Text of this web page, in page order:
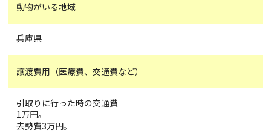
動物がいる地域
兵庫県
譲渡費用（医療費、交通費など）
引取りに行った時の交通費
1万円。
去勢費3万円。